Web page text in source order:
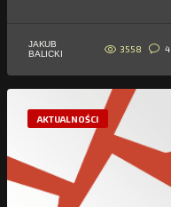
JAKUB
BALICKI
3558 4
AKTUALNOŚCI